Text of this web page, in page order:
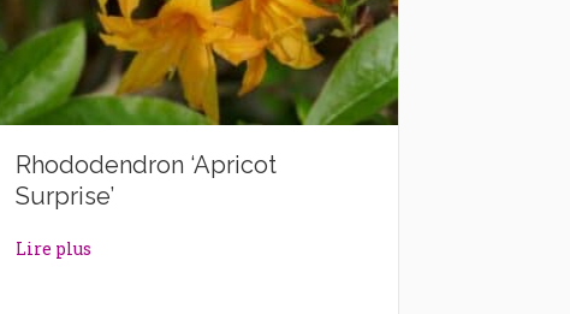
Rhododendron ‘Apricot
Surprise’
Lire plus